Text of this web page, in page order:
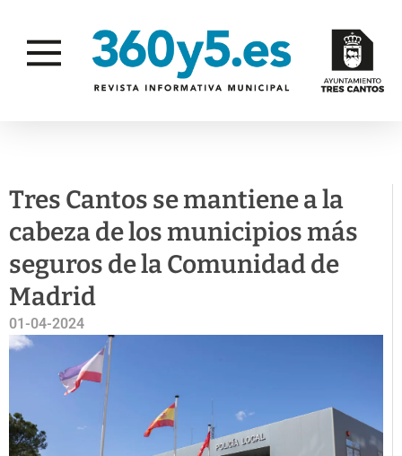
Tres Cantos se mantiene a la
cabeza de los municipios más
seguros de la Comunidad de
Madrid
01-04-2024